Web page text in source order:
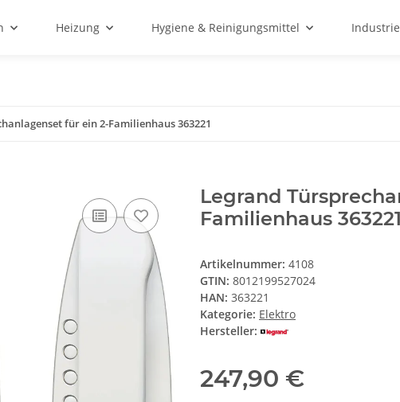
Heizung Hygiene & Reinigungsmittel
für ein 2-Familienhaus 363221
Legrand
Familienhaus 363221
Artikelnummer: 4108
GTIN: 8012199527024
HAN: 363221
Kategorie: Elektro
Hersteller:
247,90 €